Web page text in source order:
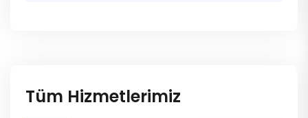
Tüm Hizmetlerimiz